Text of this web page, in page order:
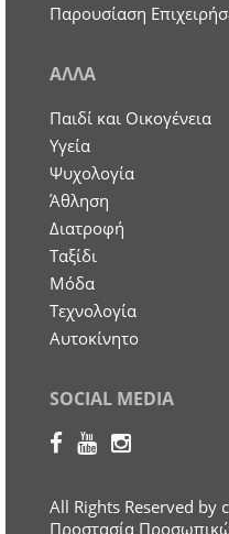
Παρουσίαση
ΑΛΛΑ
Παιδί και Οικογένεια
Υγεία
Ψυχολογία
Άθληση
Διατροφή
Ταξίδι
Μόδα
Τεχνολογία
Αυτοκίνητο
SOCIAL MEDIA
All Rights Reserved by
Προστασία